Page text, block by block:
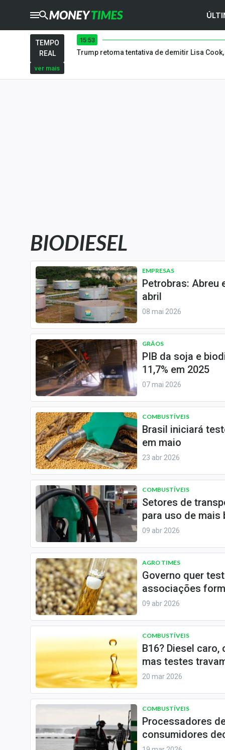
CRYPTOTIMES
TIMES
Ibovespa
Carteiras Recomendadas
Central de Dividendos
Central de Fundos
Imobiliários
Central dos IPOs
Renda Fixa
Finanças Pessoais
Mercados
Economia
Empresas
Política
Colunas
Especiais
Internacional
Marketing
Tecnologia
Conteúdo de Marca
Expediente
Contato
TEMPO
REAL
ver mais
15:53
Trump retoma tentativa de demitir Lisa
BIODIESEL
EMPRESAS
Petrobras: Abreu
abril
08 mai 2026
GRÃOS
PIB da soja e
11,7% em 2025
07 mai 2026
COMBUSTÍVEIS
Brasil iniciará
em maio
23 abr 2026
COMBUSTÍVEIS
Setores de
para uso de mais
09 abr 2026
AGRO TIMES
Governo quer
associações
09 abr 2026
COMBUSTÍVEIS
B16? Diesel
mas testes
20 mar 2026
COMBUSTÍVEIS
Processadores
consumidores